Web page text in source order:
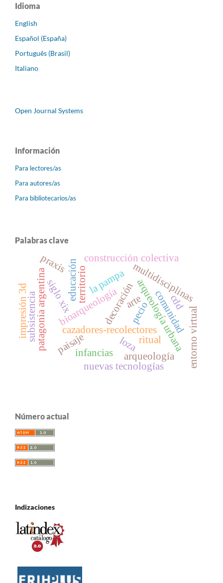
Idioma
English
Español (España)
Português (Brasil)
Italiano
Open Journal Systems
Información
Para lectores/as
Para autores/as
Para bibliotecarios/as
Palabras clave
bioarqueología
cazadores-recolectores
arte
paisaje
territorio arqueología urbana
multidisciplinas
siglo xix la pampa
loza
decoración
arqueología
comunidad
educación
infancias
construcción colectiva
patagonia argentina
subsistencia
nuevas tecnologías entorno virtual
impresión 3d pecio
praxis
cdd
ritual
Número actual
Indizaciones